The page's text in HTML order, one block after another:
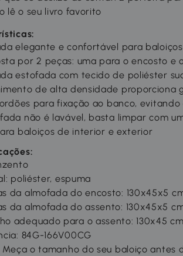
lê o seu livro favorito
elegante e confortável para
por 2 peças: uma para o encosto e
estofada com tecido de poliéster
de alta densidade proporciona
para fixação ao banco,
não é lavável, basta limpar com
baloiços de interior e exterior
poliéster, espuma
da almofada do encosto: 130x45x5
da almofada do assento: 130x45x5
adequado para o assento: 130x45
84G-166V00CG
Meça o tamanho do seu baloiço